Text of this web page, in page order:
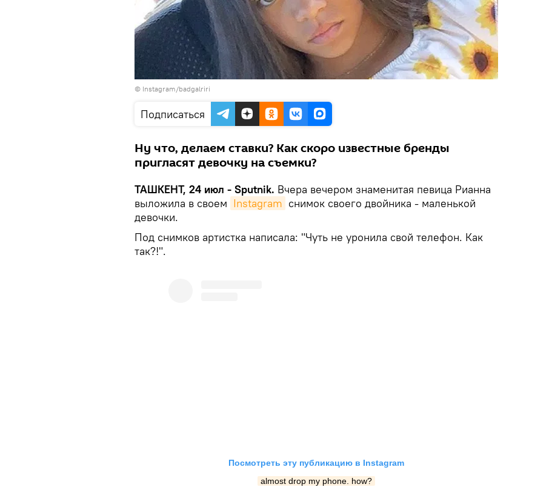
© Instagram/badgalriri
Подписаться
Ну что, делаем ставки? Как скоро известные бренды
пригласят девочку на съемки?
ТАШКЕНТ, 24 июл - Sputnik. Вчера вечером знаменитая певица Рианна
выложила в своем Instagram снимок своего двойника - маленькой
девочки.
Под снимков артистка написала: "Чуть не уронила свой телефон. Как
так?!".
Посмотреть эту публикацию в Instagram
almost drop my phone. how?